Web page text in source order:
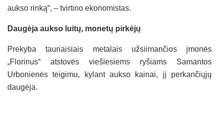
aukso rinką“, – tvirtino ekonomistas.
Daugėja aukso luitų, monetų pirkėjų
Prekyba tauriaisiais metalais užsiimančios įmonės
„Florinus“ atstovės viešiesiems ryšiams Samantos
Urbonienės teigimu, kylant aukso kainai, jį perkančiųjų
daugėja.